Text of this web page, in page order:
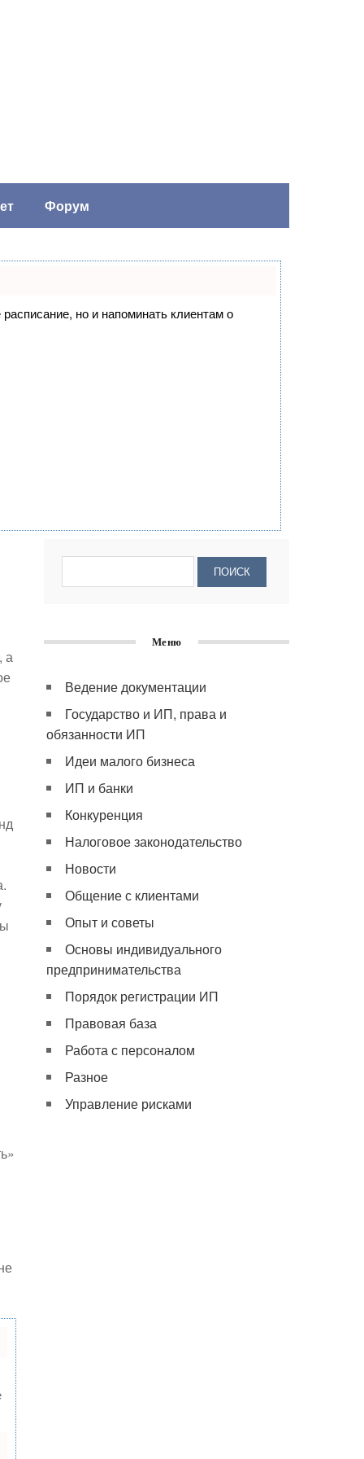
Форум
но и напоминать клиентам о
а
Меню
Ведение документации
Государство и ИП, права и
обязанности ИП
Идеи малого бизнеса
ИП и банки
Конкуренция
Налоговое законодательство
Новости
Общение с клиентами
Опыт и советы
Основы индивидуального
предпринимательства
Порядок регистрации ИП
Правовая база
Работа с персоналом
Разное
Управление рисками